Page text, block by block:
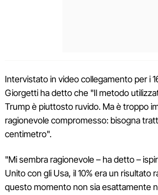
Intervistato in video collegamento per i
Giorgetti ha detto che "Il metodo
Trump è piuttosto ruvido. Ma è troppo
ragionevole compromesso: bisogna
centimetro".
"Mi sembra ragionevole – ha detto –
Unito con gli Usa, il 10% era un risultato
questo momento non sia esattamente